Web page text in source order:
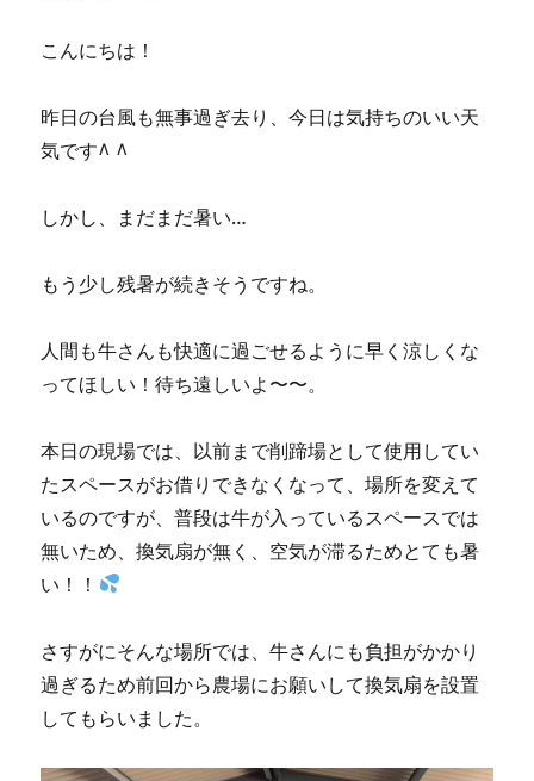
こんにちは！
昨日の台風も無事過ぎ去り、今日は気持ちのいい天
気です^ ^
しかし、まだまだ暑い…
もう少し残暑が続きそうですね。
人間も牛さんも快適に過ごせるように早く涼しくな
ってほしい！待ち遠しいよ〜〜。
本日の現場では、以前まで削蹄場として使用してい
たスペースがお借りできなくなって、場所を変えて
いるのですが、普段は牛が入っているスペースでは
無いため、換気扇が無く、空気が滞るためとても暑
い！！
さすがにそんな場所では、牛さんにも負担がかかり
過ぎるため前回から農場にお願いして換気扇を設置
してもらいました。